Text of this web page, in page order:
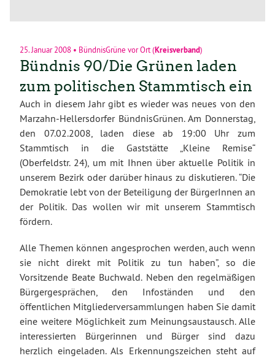
25. Januar 2008 • BündnisGrüne vor Ort(Kreisverband)
Bündnis 90/Die Grünen laden
zum politischen Stammtisch ein
Auch in diesem Jahr gibt es wieder was neues von den
Marzahn-Hellersdorfer BündnisGrünen. Am Donnerstag,
den 07.02.2008, laden diese ab 19:00 Uhr zum
Stammtisch in die Gaststätte „Kleine Remise“
(Oberfeldstr. 24), um mit Ihnen über aktuelle Politik in
unserem Bezirk oder darüber hinaus zu diskutieren. “Die
Demokratie lebt von der Beteiligung der BürgerInnen an
der Politik. Das wollen wir mit unserem Stammtisch
fördern.
Alle Themen können angesprochen werden, auch wenn
sie nicht direkt mit Politik zu tun haben”, so die
Vorsitzende Beate Buchwald. Neben den regelmäßigen
Bürgergesprächen, den Infoständen und den
öffentlichen Mitgliederversammlungen haben Sie damit
eine weitere Möglichkeit zum Meinungsaustausch. Alle
interessierten Bürgerinnen und Bürger sind dazu
herzlich eingeladen. Als Erkennungszeichen steht auf